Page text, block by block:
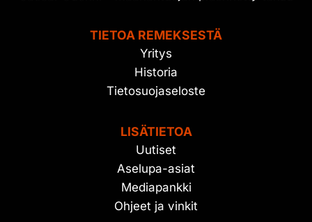
TIETOA REMEKSESTÄ
Yritys
Historia
Tietosuojaseloste
LISÄTIETOA
Uutiset
Aselupa-asiat
Mediapankki
Ohjeet ja vinkit